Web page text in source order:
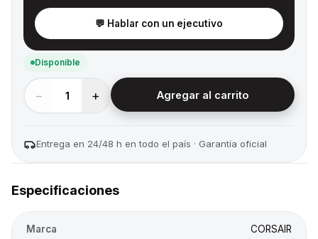
💬 Hablar con un ejecutivo
Disponible
− 1 + Agregar al carrito
Entrega en 24/48 h en todo el país · Garantía oficial
Especificaciones
Marca CORSAIR